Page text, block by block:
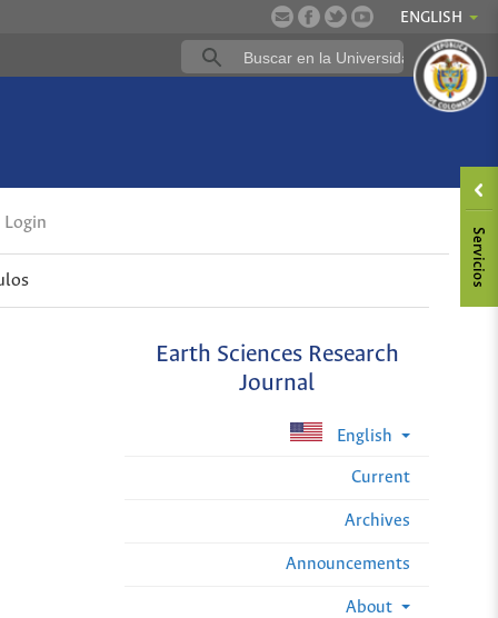
ENGLISH
Login
Earth Sciences Research
Journal
English
Current
Archives
Announcements
About